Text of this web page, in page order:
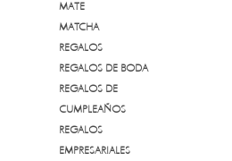
MATE
MATCHA
REGALOS
REGALOS DE BODA
REGALOS DE
CUMPLEAÑOS
REGALOS
EMPRESARIALES